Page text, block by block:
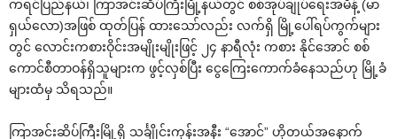
ကရင်ပြည်နယ်၊ ကြာအင်းဆိပ်ကြီးမြို့နယ်တွင် စစ်အုပ်ချုပ်ရေးအမိန့် (မာ
ရှယ်လော)အဖြစ် ထုတ်ပြန် ထားသော်လည်း လက်ရှိ မြို့ပေါ်ရပ်ကွက်များ
တွင် လောင်းကစားဝိုင်းအမျိုးမျိုးဖြင့် ၂၄ နာရီလုံး ကစား နိုင်အောင် စစ်
ကောင်စီတာဝန်ရှိသူများက ဖွင့်လှစ်ပြီး ငွေကြေးကောက်ခံနေသည်ဟု မြို့ခံ
များထံမှ သိရသည်။
ကြာအင်းဆိပ်ကြီးမြို့ရှိ သင်္ချိုင်းကုန်းအနီး “အောင်” ဟိုတယ်အနောက်